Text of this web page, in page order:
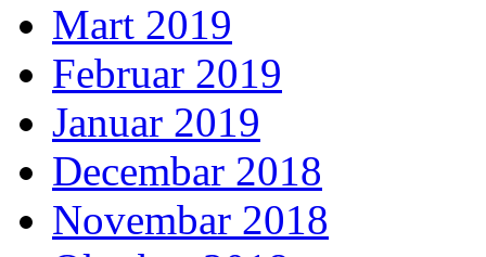
Mart 2019
Februar 2019
Januar 2019
Decembar 2018
Novembar 2018